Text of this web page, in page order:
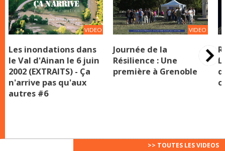
VIDEO
Les inondations dans
le Val d'Ainan le 6 juin
2002 (EXTRAITS) - Ça
n'arrive pas qu'aux
autres #6
VIDEO
Journée de la
Résilience : Une
première à Grenoble
>> TOUTES LES VIDEOS